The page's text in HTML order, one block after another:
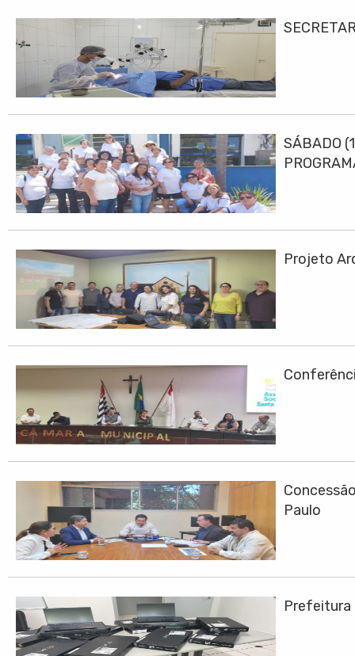
SÁBADO
Projeto
Paulo
Prefeitura